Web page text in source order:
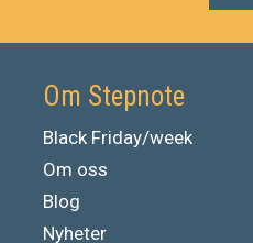
Om Stepnote
Black Friday/week
Om oss
Blog
Nyheter